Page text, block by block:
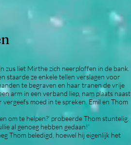
zus liet Mirthe zich neerploffen in de bank.
staarde ze enkele tellen verslagen voor
te begraven en haar tranen de vrije
arm in een verband liep, nam plaats naast
moed in te spreken. Emil en Thom
te helpen?’ probeerde Thom stuntelig.
al genoeg hebben gedaan!’
Thom beledigd, hoewel hij eigenlijk het